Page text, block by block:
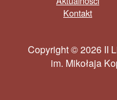
Kontakt
Copyright © 2026 II
im. Mikołaja